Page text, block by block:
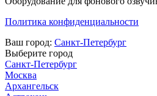
Политика конфиденциальности
Ваш город: Санкт-Петербург
Выберите город
Санкт-Петербург
Москва
Архангельск